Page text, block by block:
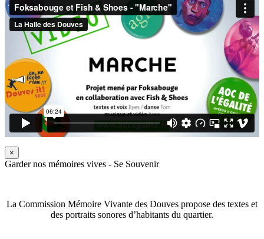
×
Garder nos mémoires vives - Se Souvenir
La Commission Mémoire Vivante des Douves propose des textes et
des portraits sonores d’habitants du quartier.